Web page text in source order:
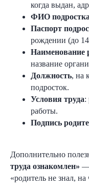
когда выдан,
ФИО
Паспорт
рождении (до
Наименование
название
Должность, на
подросток.
Условия труда:
работы.
Подпись
Дополнительно
труда ознакомлен» —
«родитель не знал, на